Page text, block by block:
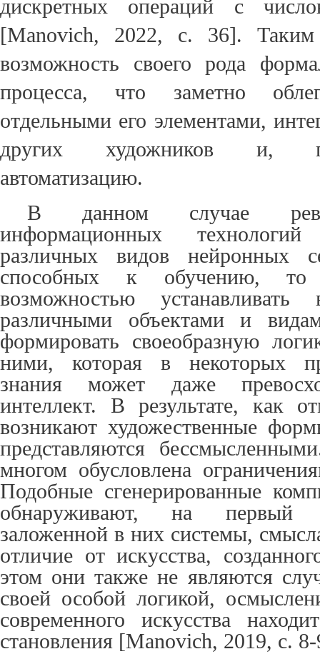
дискретных операций с
[Manovich, 2022, с. 36]. Таким
возможность своего рода
процесса, что заметно
отдельными его элементами,
других художников и,
автоматизацию.
В данном случае
информационных
различных видов нейронных
способных к обучению, то
возможностью устанавливать
различными объектами и
формировать своеобразную
ними, которая в некоторых
знания может даже
интеллект. В результате, как
возникают художественные
представляются
многом обусловлена
Подобные сгенерированные
обнаруживают, на первый
заложенной в них системы,
отличие от искусства,
этом они также не являются
своей особой логикой,
современного искусства
становления [Manovich, 2019, c.